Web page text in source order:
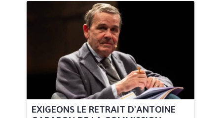
EXIGEONS LE RETRAIT D'ANTOINE